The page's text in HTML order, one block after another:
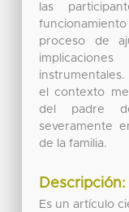
las
proceso de
el contexto
del padre
severamente
de la familia.
Descripción:
Es un artículo